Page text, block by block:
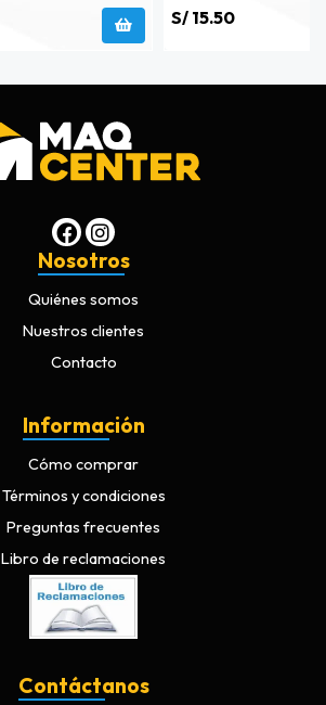
S/ 15.50
Nosotros
Quiénes somos
Nuestros clientes
Contacto
Información
Cómo comprar
Términos y condiciones
Preguntas frecuentes
Libro de reclamaciones
Contáctanos